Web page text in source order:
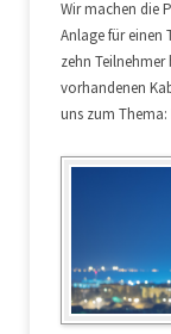
Wir machen die
Anlage für einen
zehn Teilnehmer
vorhandenen
uns zum